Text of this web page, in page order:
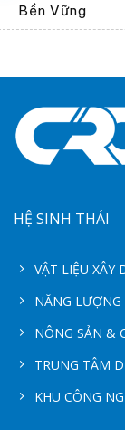
Bền Vững
HỆ SINH THÁI
VẬT LIỆU XÂY
NĂNG LƯỢNG
NÔNG SẢN &
TRUNG TÂM
KHU CÔNG